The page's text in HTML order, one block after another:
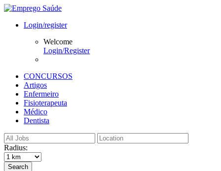
Login/register
Welcome
Login/Register
CONCURSOS
Artigos
Enfermeiro
Fisioterapeuta
Médico
Dentista
Radius:
Search